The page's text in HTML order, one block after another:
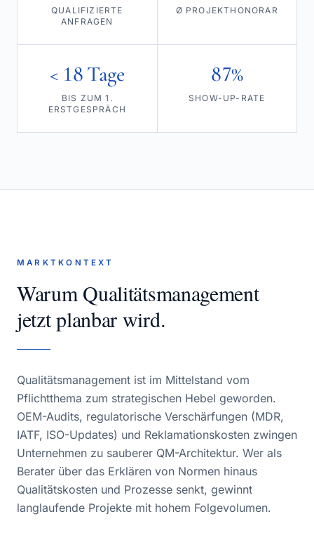
QUALIFIZIERTE
ANFRAGEN
Ø PROJEKTHONORAR
< 18 Tage
BIS ZUM 1.
ERSTGESPRÄCH
87%
SHOW-UP-RATE
MARKTKONTEXT
WarumQualitätsmanagement
jetzt planbar wird.
Qualitätsmanagement ist im Mittelstand vom
Pflichtthema zum strategischen Hebel geworden.
OEM-Audits, regulatorische Verschärfungen (MDR,
IATF, ISO-Updates) und Reklamationskosten zwingen
Unternehmen zu sauberer QM-Architektur. Wer als
Berater über das Erklären von Normen hinaus
Qualitätskosten und Prozesse senkt, gewinnt
langlaufende Projekte mit hohem Folgevolumen.